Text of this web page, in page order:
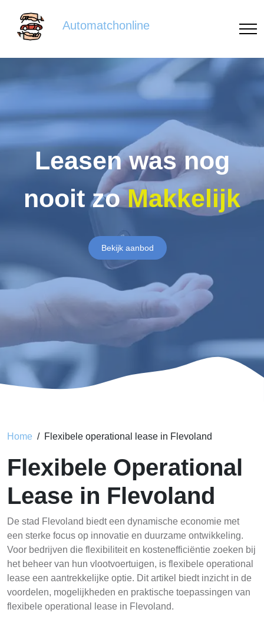
Automatchonline
Leasen was nog
nooit zoMakkelijk
Bekijk aanbod
Home Flexibele operational lease in Flevoland
Flexibele Operational
Lease in Flevoland
De stad Flevoland biedt een dynamische economie met
een sterke focus op innovatie en duurzame ontwikkeling.
Voor bedrijven die flexibiliteit en kostenefficiëntie zoeken bij
het beheer van hun vlootvoertuigen, is flexibele operational
lease een aantrekkelijke optie. Dit artikel biedt inzicht in de
voordelen, mogelijkheden en praktische toepassingen van
flexibele operational lease in Flevoland.